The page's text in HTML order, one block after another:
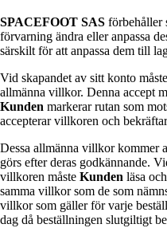
SPACEFOOT SAS förbehåller
förvarning ändra eller anpassa
särskilt för att anpassa dem till
Vid skapandet av sitt konto måste
allmänna villkor. Denna accept
Kunden markerar rutan som
accepterar villkoren och
Dessa allmänna villkor kommer
görs efter deras godkännande.
villkoren måste Kunden läsa
samma villkor som de som
villkor som gäller för varje
dag då beställningen slutgiltigt